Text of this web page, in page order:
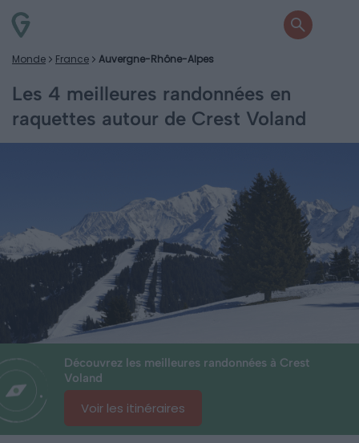
Monde France Auvergne-Rhône-Alpes
Les 4 meilleures randonnées en
raquettes autour de Crest Voland
Découvrez les meilleures randonnées à Crest
Voland
Voir les itinéraires